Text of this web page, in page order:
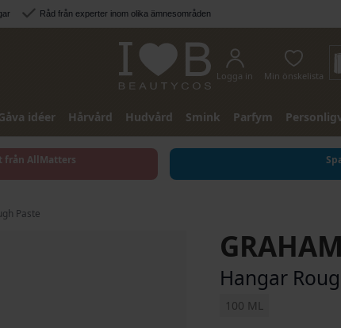
Råd från experter inom olika ämnesområden
Logga in Min önskelista
idéer Hårvård Hudvård Smink Parfym
från AllMatters
Paste
Hangar
100 ML